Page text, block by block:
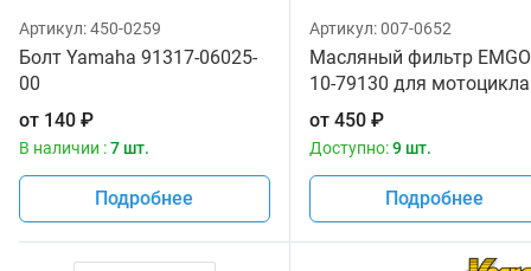
Артикул:450-0259
Болт Yamaha 91317-06025-
00
от 140 ₽
В наличии :7 шт.
Подробнее
Артикул:007-0652
Масляный фильтр EMGO
10-79130 для мотоцикла
от 450₽
Доступно:9 шт.
Подробнее